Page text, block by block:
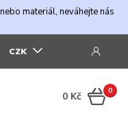
materiál, neváhejte nás
CZK
0
0 Kč